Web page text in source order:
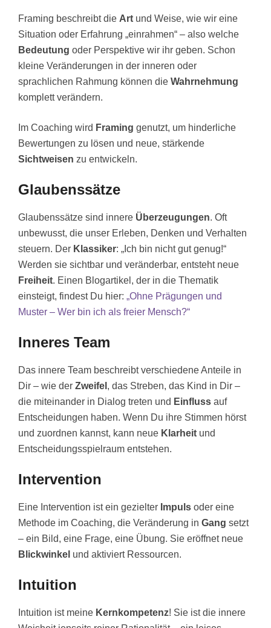
Framing beschreibt die Art und Weise, wie wir eine
Situation oder Erfahrung „einrahmen“ – also welche
Bedeutung oder Perspektive wir ihr geben. Schon
kleine Veränderungen in der inneren oder
sprachlichen Rahmung können die Wahrnehmung
komplett verändern.
Im Coaching wird Framing genutzt, um hinderliche
Bewertungen zu lösen und neue, stärkende
Sichtweisen zu entwickeln.
Glaubenssätze
Glaubenssätze sind innere Überzeugungen. Oft
unbewusst, die unser Erleben, Denken und Verhalten
steuern. Der Klassiker: „Ich bin nicht gut genug!“
Werden sie sichtbar und veränderbar, entsteht neue
Freiheit. Einen Blogartikel, der in die Thematik
einsteigt, findest Du hier: „Ohne Prägungen und
Muster – Wer bin ich als freier Mensch?“
Inneres Team
Das innere Team beschreibt verschiedene Anteile in
Dir – wie der Zweifel , das Streben, das Kind in Dir –
die miteinander in Dialog treten und Einfluss auf
Entscheidungen haben. Wenn Du ihre Stimmen hörst
und zuordnen kannst, kann neue Klarheit und
Entscheidungsspielraum entstehen.
Intervention
Eine Intervention ist ein gezielter Impuls oder eine
Methode im Coaching, die Veränderung in Gang setzt
– ein Bild, eine Frage, eine Übung. Sie eröffnet neue
Blickwinkel und aktiviert Ressourcen.
Intuition
Intuition ist meine Kernkompetenz! Sie ist die innere